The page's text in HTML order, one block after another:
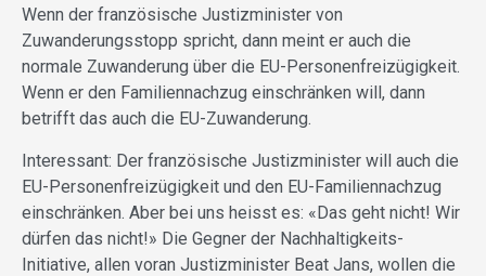
Wenn der französische Justizminister von
Zuwanderungsstopp spricht, dann meint er auch die
normale Zuwanderung über die EU-Personenfreizügigkeit.
Wenn er den Familiennachzug einschränken will, dann
betrifft das auch die EU-Zuwanderung.
Interessant: Der französische Justizminister will auch die
EU-Personenfreizügigkeit und den EU-Familiennachzug
einschränken. Aber bei uns heisst es: «Das geht nicht! Wir
dürfen das nicht!» Die Gegner der Nachhaltigkeits-
Initiative, allen voran Justizminister Beat Jans, wollen die